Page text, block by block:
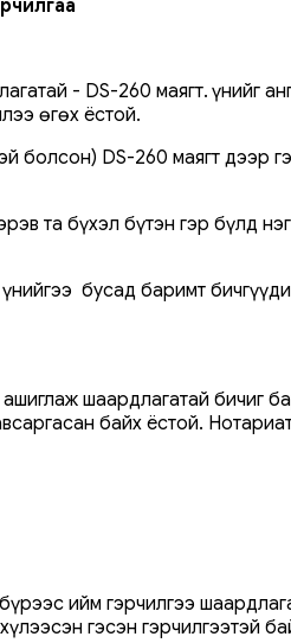
- DS-260 маягт. Үүнийг
өгөх ёстой.
болсон) DS-260 маягт дээр
та бүхэл бүтэн гэр бүлд
бусад баримт
шаардлагатай бичиг
байх ёстой.
ийм гэрчилгээ
гэсэн гэрчилгээтэй